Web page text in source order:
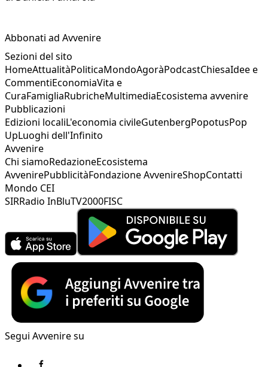
Abbonati ad Avvenire
Sezioni del sito
HomeAttualitàPoliticaMondoAgoràPodcastChiesaIdee e
CommentiEconomiaVita e
CuraFamigliaRubricheMultimediaEcosistema avvenire
Pubblicazioni
Edizioni localiL'economia civileGutenbergPopotusPop
UpLuoghi dell'Infinito
Avvenire
Chi siamoRedazioneEcosistema
AvvenirePubblicitàFondazione AvvenireShopContatti
Mondo CEI
SIRRadio InBluTV2000FISC
Segui Avvenire su